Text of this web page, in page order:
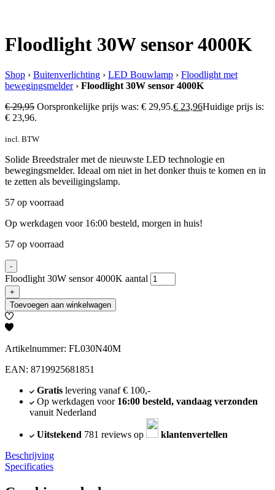
Floodlight 30W sensor 4000K
Shop › Buitenverlichting › LED Bouwlamp › Floodlight met
bewegingsmelder› Floodlight 30W sensor 4000K
€29,95 Oorspronkelijke prijs was: € 29,95.€ 23,96Huidige prijs is:
€ 23,96.
incl. BTW
Solide Breedstraler met de nieuwste LED technologie en
bewegingsmelder. Ideaal om niet in het donker thuis te komen en in
te zetten als beveiligingslamp.
57 op voorraad
Op werkdagen voor 16:00 besteld, morgen in huis!
57 op voorraad
-
Floodlight 30W sensor 4000K aantal
+
Toevoegen aan winkelwagen
Artikelnummer: FL030N40M
EAN: 8719925681851
Gratislevering vanaf € 100,-
Op werkdagen voor 16:00 besteld, vandaag verzonden
vanuit Nederland
Uitstekend 781 reviews op
klantenvertellen
Beschrijving
Specificaties